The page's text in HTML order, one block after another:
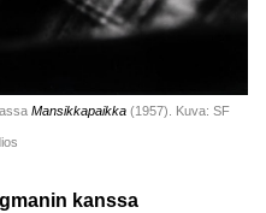
Mansikkapaikka (1957). Kuva: SF
kanssa